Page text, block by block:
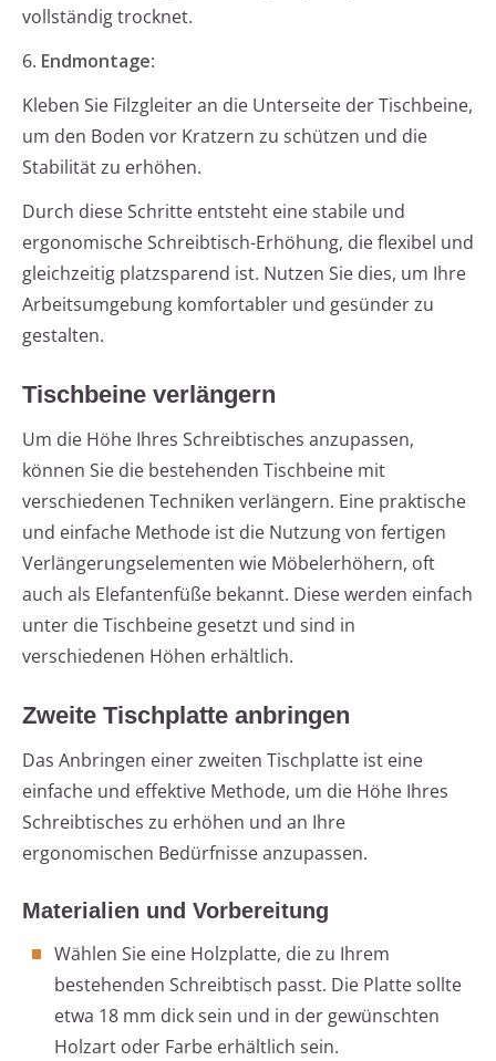
vollständig trocknet.
6. Endmontage:
Kleben Sie Filzgleiter an die Unterseite der Tischbeine,
um den Boden vor Kratzern zu schützen und die
Stabilität zu erhöhen.
Durch diese Schritte entsteht eine stabile und
ergonomische Schreibtisch-Erhöhung, die flexibel und
gleichzeitig platzsparend ist. Nutzen Sie dies, um Ihre
Arbeitsumgebung komfortabler und gesünder zu
gestalten.
Tischbeine verlängern
Um die Höhe Ihres Schreibtisches anzupassen,
können Sie die bestehenden Tischbeine mit
verschiedenen Techniken verlängern. Eine praktische
und einfache Methode ist die Nutzung von fertigen
Verlängerungselementen wie Möbelerhöhern, oft
auch als Elefantenfüße bekannt. Diese werden einfach
unter die Tischbeine gesetzt und sind in
verschiedenen Höhen erhältlich.
Zweite Tischplatte anbringen
Das Anbringen einer zweiten Tischplatte ist eine
einfache und effektive Methode, um die Höhe Ihres
Schreibtisches zu erhöhen und an Ihre
ergonomischen Bedürfnisse anzupassen.
Materialien und Vorbereitung
Wählen Sie eine Holzplatte, die zu Ihrem
bestehenden Schreibtisch passt. Die Platte sollte
etwa 18 mm dick sein und in der gewünschten
Holzart oder Farbe erhältlich sein.